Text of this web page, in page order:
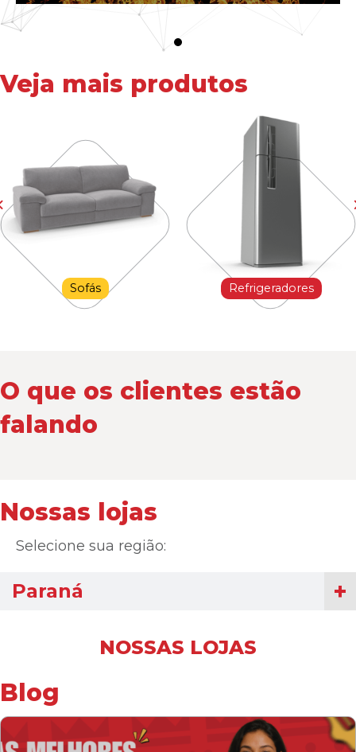
Veja mais produtos
Sofás Refrigeradores
O que os clientes estão
falando
Nossas lojas
Selecione sua região:
Paraná
NOSSAS LOJAS
Blog